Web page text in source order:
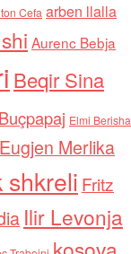
Cefa arben llalla
Aurenc Bebja
Beqir Sina
Elmi Berisha
Eugjen Merlika
shkreli Fritz
Ilir Levonja